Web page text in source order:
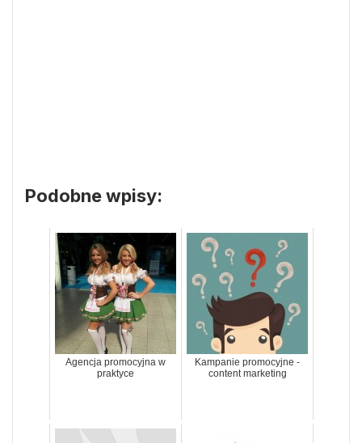
Podobne wpisy:
Agencja promocyjna w
praktyce
Kampanie promocyjne -
content marketing